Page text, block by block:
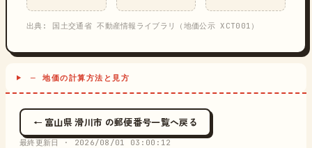
出典: 国土交通省 不動産情報ライブラリ（地価公示 XCT001）
─ 地価の計算方法と見方
← 富山県 滑川市 の郵便番号一覧へ戻る
最終更新日 · 2026/08/01 03:00:12